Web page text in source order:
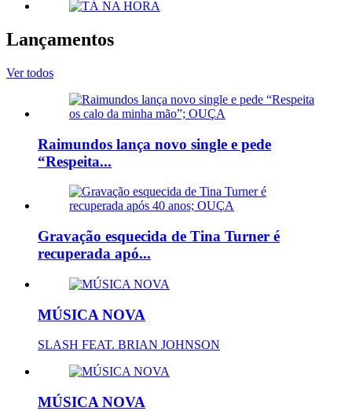
Lançamentos
Ver todos
Raimundos lança novo single e pede
“Respeita...
Gravação esquecida de Tina Turner é
recuperada apó...
MÚSICA NOVA
SLASH FEAT. BRIAN JOHNSON
MÚSICA NOVA